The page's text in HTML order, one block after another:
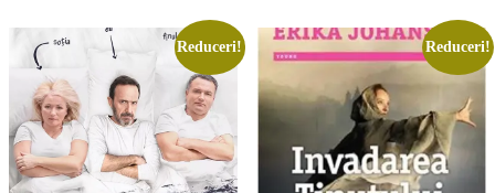
Reduceri! Reduceri!